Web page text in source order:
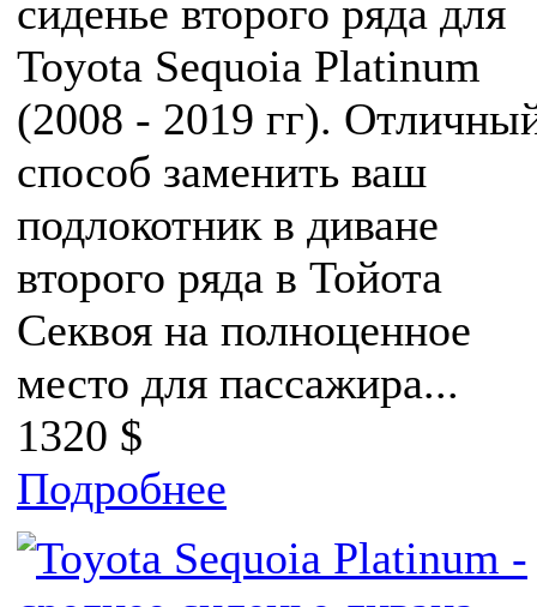
сиденье второго ряда для
Toyota Sequoia Platinum
(2008 - 2019 гг).
способ заменить ваш
подлокотник в диване
второго ряда в Тойота
Секвоя на полноценное
место для пассажира...
1320 $
Подробнее